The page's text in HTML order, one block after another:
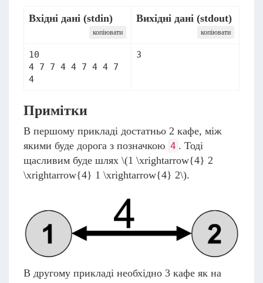
Вхідні дані (stdin)
копіювати
Вихідні дані (stdout)
копіювати
10
4 7 7 4 4 7 4 4 7
3
Примітки
В першому прикладі достатньо 2 кафе, між
якими буде дорога з позначкою 4 . Тоді
щасливим буде шлях \(1 \xrightarrow{4} 2
\xrightarrow{4} 1 \xrightarrow{4} 2\).
В другому прикладі необхідно 3 кафе як на